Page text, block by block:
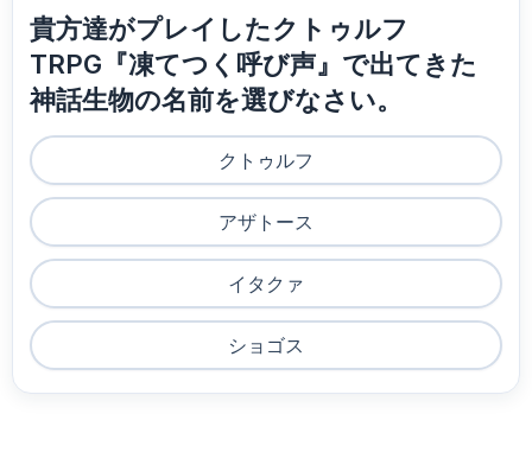
貴方達がプレイしたクトゥルフ
TRPG『凍てつく呼び声』で出てきた
神話生物の名前を選びなさい。
クトゥルフ
アザトース
イタクァ
ショゴス